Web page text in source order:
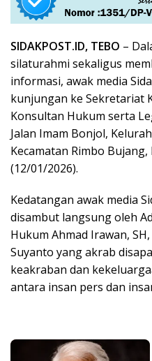
SIDAKPOST.ID, TEBO –
silaturahmi sekaligus
informasi, awak media
kunjungan ke Sekretariat
Konsultan Hukum serta
Jalan Imam Bonjol,
Kecamatan Rimbo
(12/01/2026).
Kedatangan awak media
disambut langsung oleh
Hukum Ahmad Irawan,
Suyanto yang akrab
keakraban dan
antara insan pers dan